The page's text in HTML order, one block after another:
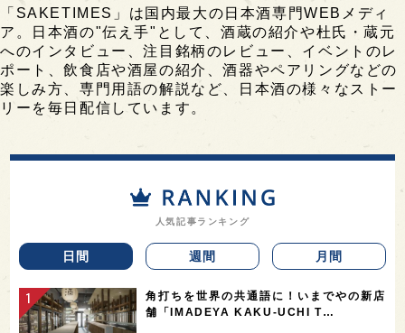
「SAKETIMES」は国内最大の日本酒専門WEBメディ
ア。日本酒の"伝え手"として、酒蔵の紹介や杜氏・蔵元
へのインタビュー、注目銘柄のレビュー、イベントのレ
ポート、飲食店や酒屋の紹介、酒器やペアリングなどの
楽しみ方、専門用語の解説など、日本酒の様々なストー
リーを毎日配信しています。
人気記事ランキング
日間 週間 月間
角打ちを世界の共通語に！いまでやの新店
舗「IMADEYA KAKU-UCHI T…